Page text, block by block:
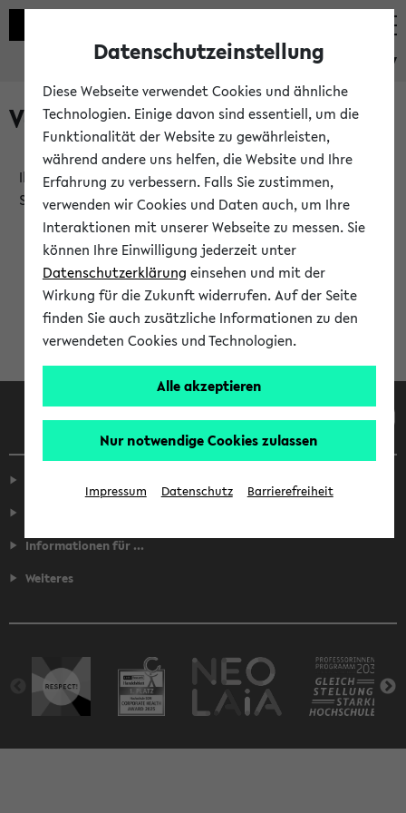
eKVV
Verlauf
Ihr Verlauf ist leer. Er wird sich im Verlauf Ihrer eKVV
Sitzung füllen.
Informationen für ...
Weiteres
Datenschutzeinstellung
Diese Webseite verwendet Cookies und ähnliche
Technologien. Einige davon sind essentiell, um die
Funktionalität der Website zu gewährleisten,
während andere uns helfen, die Website und Ihre
Erfahrung zu verbessern. Falls Sie zustimmen,
verwenden wir Cookies und Daten auch, um Ihre
Interaktionen mit unserer Webseite zu messen. Sie
können Ihre Einwilligung jederzeit unter
Datenschutzerklärung einsehen und mit der
Wirkung für die Zukunft widerrufen. Auf der Seite
finden Sie auch zusätzliche Informationen zu den
verwendeten Cookies und Technologien.
Alle akzeptieren
Nur notwendige Cookies zulassen
Impressum Datenschutz Barrierefreiheit